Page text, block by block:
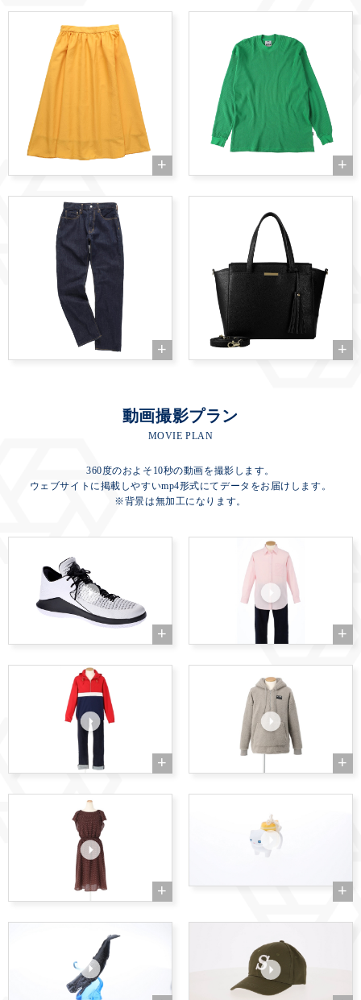
動画撮影プラン
MOVIE PLAN
360度のおよそ10秒の動画を撮影します。
ウェブサイトに掲載しやすいmp4形式にてデータをお届けします。
※背景は無加工になります。